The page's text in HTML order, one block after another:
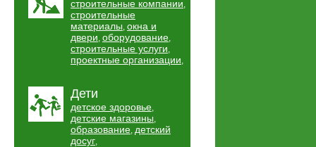
строительные компании,
строительные
материалы, окна и
двери, оборудование,
строительные услуги,
проектные организации,
Дети
детское здоровье,
детские магазины,
образование, детский
досуг,